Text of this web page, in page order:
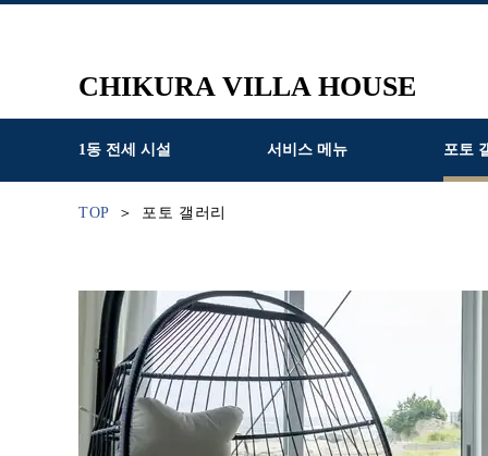
CHIKURA VILLA HOUSE
1동 전세 시설 서비스 메뉴 포토
TOP 포토 갤러리